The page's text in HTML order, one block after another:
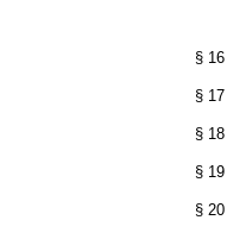
§ 16
§ 17
§ 18
§ 19
§ 20